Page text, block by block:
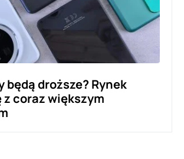
będą droższe? Rynek
z coraz większym